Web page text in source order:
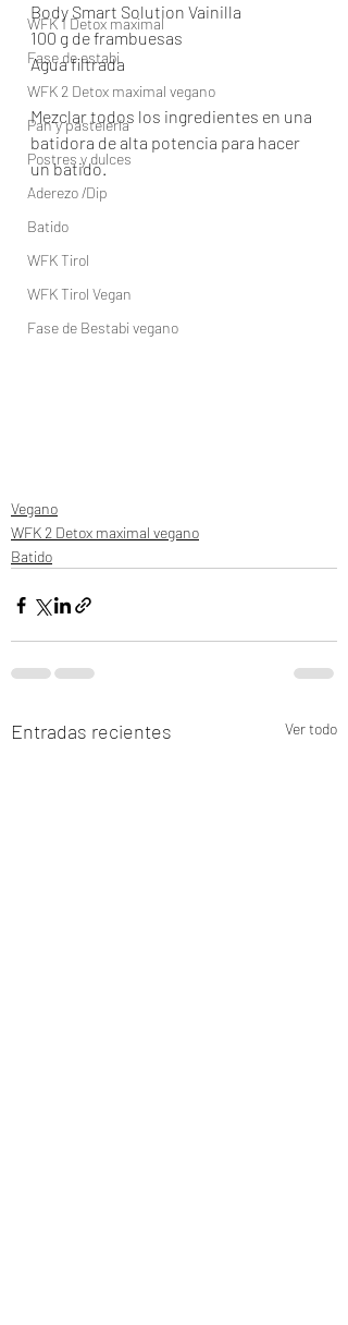
WFK 1 Detox maximal
Fase de estabi
WFK 2 Detox maximal vegano
Pan y pastelería
Postres y dulces
Aderezo /Dip
Batido
WFK Tirol
WFK Tirol Vegan
Fase de Bestabi vegano
Body Smart Solution Vainilla
100 g de frambuesas
Agua filtrada
Mezclar todos los ingredientes en una
batidora de alta potencia para hacer
un batido.
Vegano
WFK 2 Detox maximal vegano
Batido
Entradas recientes Ver todo